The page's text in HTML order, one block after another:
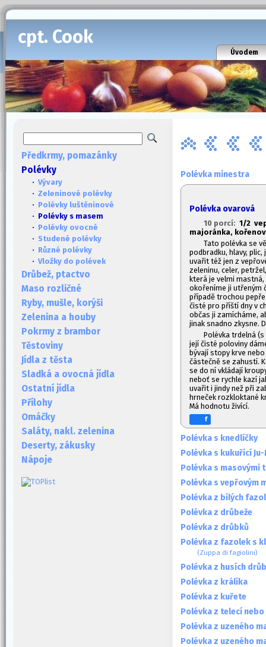
cpt. Cook
Úvodem
Předkrmy, pomazánky
Polévky
· Vývary
· Zeleninové polévky
· Polévky luštěninové
· Polévky s masem
· Polévky ovocné
· Studené polévky
· Různé polévky
· Vložky do polévek
Drůbež, ptactvo
Maso rozličné
Ryby, mušle, korýši
Zelenina a houby
Pokrmy z brambor
Těstoviny
Jídla z těsta
Sladká a ovocná jídla
Ostatní jídla
Přílohy
Omáčky
Saláty, nakl. zelenina
Deserty, zákusky
Nápoje
Polévka minestra
Polévka ovarová
10 porcí: 1/2
majoránka,
Tato polévka se
podbradku, hlavy, plic,
uvařit též jen z
zeleninu, celer,
která je velmi
okořeníme ji utřeným
případě trochou
čisté pro příští dny v
občas ji zamícháme,
jinak snadno zkysne.
Polévka trdelná
její čisté poloviny
bývají stopy krve
částečně se zahustí.
se do ní vkládají
neboť se rychle kazí
uvařit i jindy než při
hrneček rozkloktané
Má hodnotu živící.
f
Polévka s knedlíčky
Polévka s kukuřicí Ju-
Polévka s masovými
Polévka s vepřovým
Polévka z bílých
Polévka z drůbeže
Polévka z drůbků
Polévka z fazolek s
(Zuppa di fagiolini)
Polévka z husích
Polévka z králíka
Polévka z kuřete
Polévka z telecí nebo
Polévka z uzeného
Polévka z uzeného